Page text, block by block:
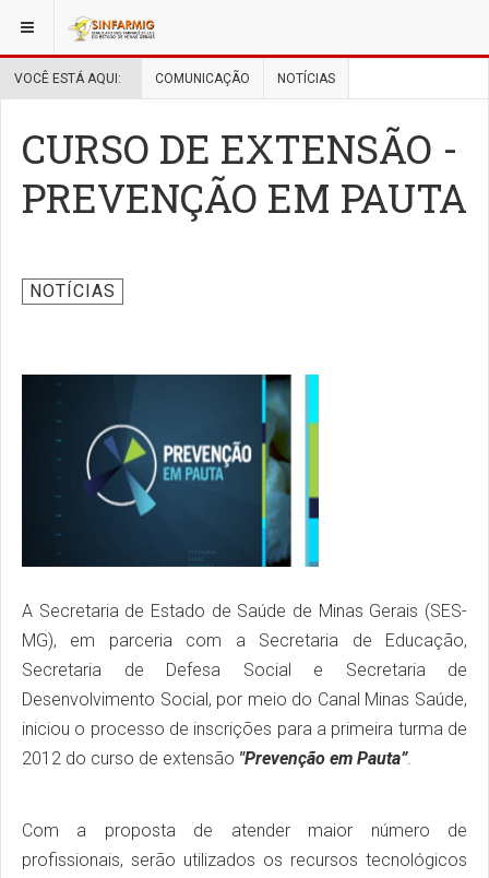
VOCÊ ESTÁ AQUI: COMUNICAÇÃO NOTÍCIAS
CURSO DE EXTENSÃO -
PREVENÇÃO EM PAUTA
NOTÍCIAS
A Secretaria de Estado de Saúde de Minas Gerais (SES-
MG), em parceria com a Secretaria de Educação,
Secretaria de Defesa Social e Secretaria de
Desenvolvimento Social, por meio do Canal Minas Saúde,
iniciou o processo de inscrições para a primeira turma de
2012 do curso de extensão "Prevenção em Pauta”.
Com a proposta de atender maior número de
profissionais, serão utilizados os recursos tecnológicos